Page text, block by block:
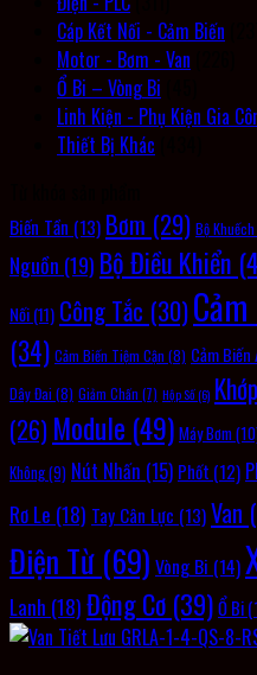
Cáp Kết Nối - Cảm Biến
Motor - Bơm - Van
Ổ Bi – Vòng Bi
Linh Kiện - Phụ Kiện Gia
Thiết Bị Khác
Biến Tần (13) Bơm (29) Bộ
Nguồn (19) Bộ Điều Khiển
Nối(11) Công Tắc (30)
(34) Cảm Biến Tiệm Cận (8) Cảm
Dây Đai (8) Giảm Chấn (7) Hộp Số(6)
(26) Module (49) Máy Bơm
Không(9) Nút Nhấn (15) Phốt (12)
Rơ Le (18) Tay Cân Lực (13)Van
Điện Từ (69) Vòng Bi (14)
Lanh (18)Động Cơ (39)Ổ Bi